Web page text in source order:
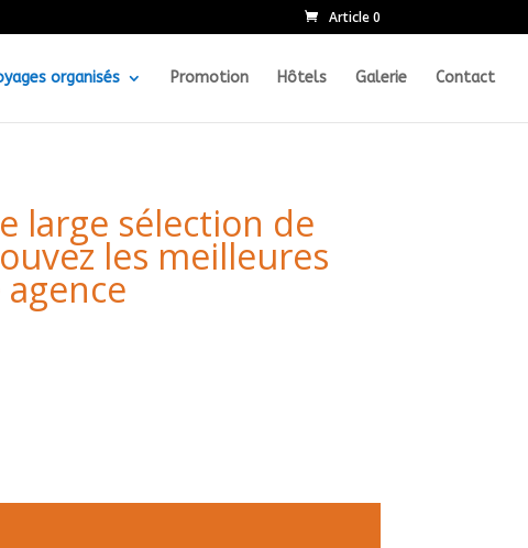
Article 0
organisés Promotion Hôtels Galerie Contact
large sélection de
les meilleures